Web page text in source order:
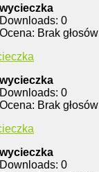
wycieczka
Downloads: 0
Ocena: Brak głosów
wycieczka
Downloads: 0
Ocena: Brak głosów
wycieczka
Downloads: 0